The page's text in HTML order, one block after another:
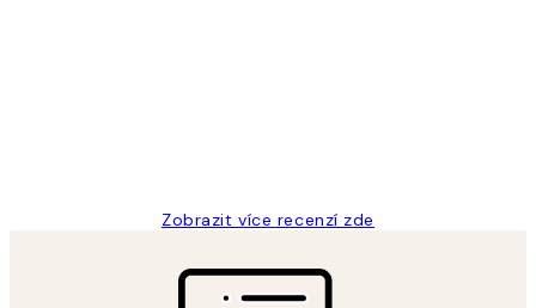
Zobrazit více recenzí zde